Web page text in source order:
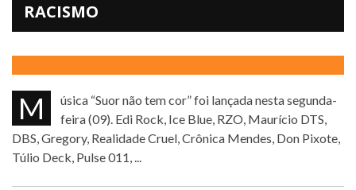
RACISMO
Música “Suor não tem cor” foi lançada nesta segunda-
feira (09). Edi Rock, Ice Blue, RZO, Maurício DTS,
DBS, Gregory, Realidade Cruel, Crônica Mendes, Don Pixote,
Túlio Deck, Pulse 011, ...